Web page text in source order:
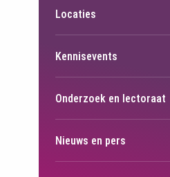
Locaties
Kennisevents
Onderzoek en lectoraat
Nieuws en pers